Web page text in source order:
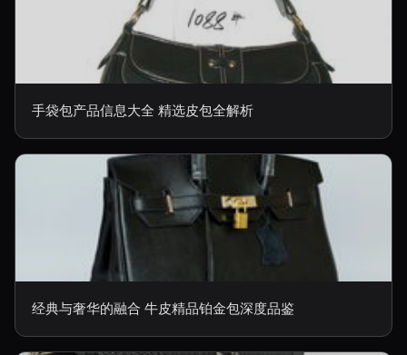
手袋包产品信息大全 精选皮包全解析
经典与奢华的融合 牛皮精品铂金包深度品鉴